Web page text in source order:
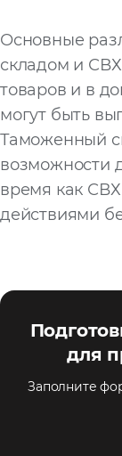
Основные
складом и
товаров и в
могут быть
Таможенный
возможности
время как
действиями
для
Заполните